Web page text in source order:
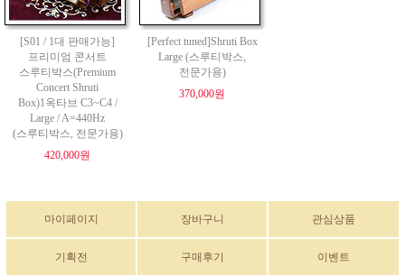
[S01 / 1대 판매가능]
프리미엄 콘서트
스루티박스(Premium
Concert Shruti
Box)1옥타브 C3~C4 /
Large / A=440Hz
(스루티박스, 전문가용)
420,000원
[Perfect tuned]Shruti Box
Large (스루티박스,
전문가용)
370,000원
마이페이지 장바구니 관심상품
기획전 구매후기 이벤트